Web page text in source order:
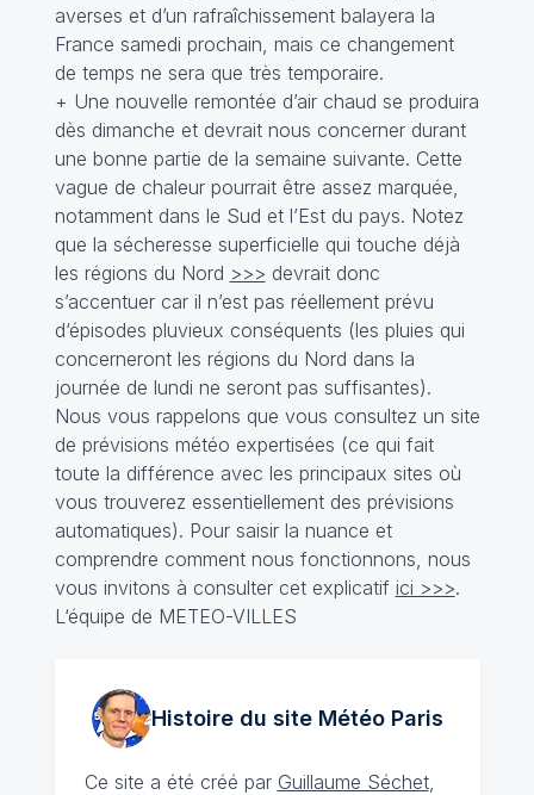
averses et d’un rafraîchissement balayera la
France samedi prochain, mais ce changement
de temps ne sera que très temporaire.
+ Une nouvelle remontée d’air chaud se produira
dès dimanche et devrait nous concerner durant
une bonne partie de la semaine suivante. Cette
vague de chaleur pourrait être assez marquée,
notamment dans le Sud et l’Est du pays. Notez
que la sécheresse superficielle qui touche déjà
les régions du Nord >>> devrait donc
s’accentuer car il n’est pas réellement prévu
d‘épisodes pluvieux conséquents (les pluies qui
concerneront les régions du Nord dans la
journée de lundi ne seront pas suffisantes).
Nous vous rappelons que vous consultez un site
de prévisions météo expertisées (ce qui fait
toute la différence avec les principaux sites où
vous trouverez essentiellement des prévisions
automatiques). Pour saisir la nuance et
comprendre comment nous fonctionnons, nous
vous invitons à consulter cet explicatif ici >>>.
L‘équipe de METEO-VILLES
Histoire du site MétéoParis
Ce site a été créé par Guillaume Séchet,